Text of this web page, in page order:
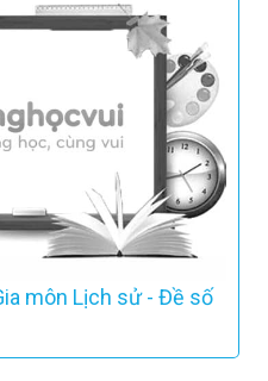
môn Lịch sử - Đề số